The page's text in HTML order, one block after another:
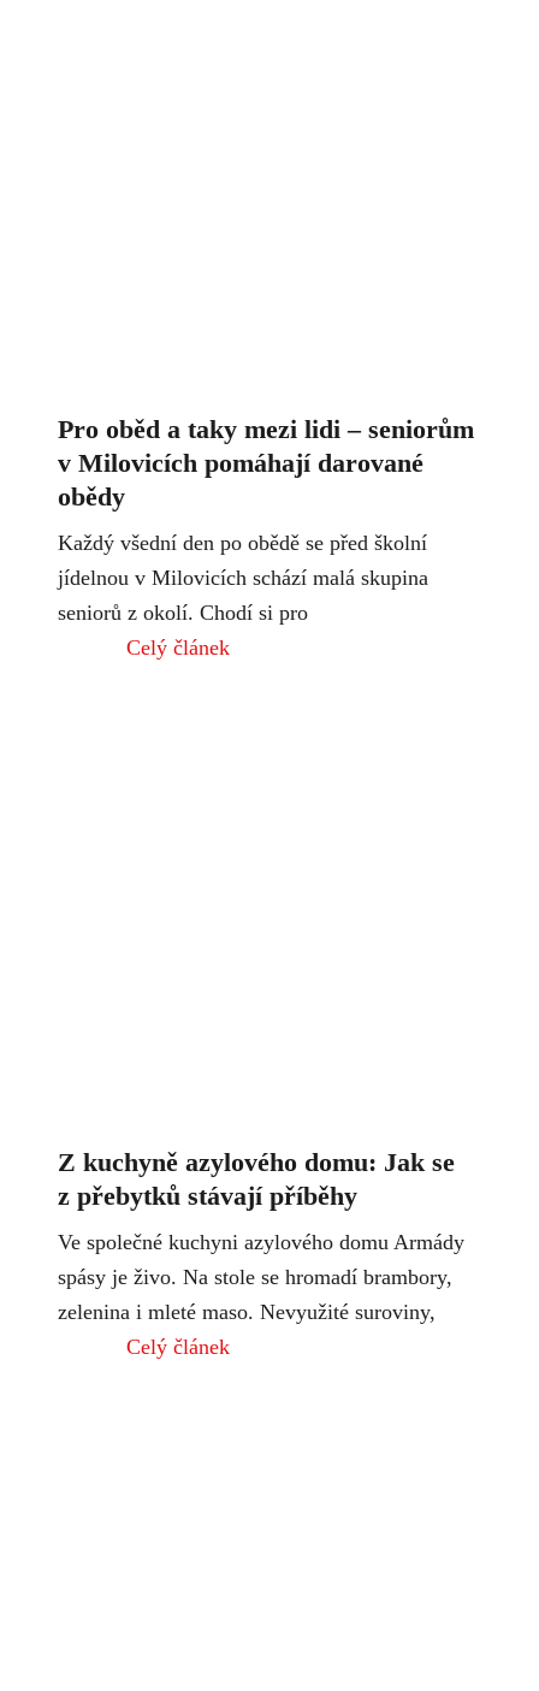
Pro oběd a taky mezi lidi – seniorům
v Milovicích pomáhají darované
obědy
Každý všední den po obědě se před školní
jídelnou v Milovicích schází malá skupina
seniorů z okolí. Chodí si pro
Celý článek
Z kuchyně azylového domu: Jak se
z přebytků stávají příběhy
Ve společné kuchyni azylového domu Armády
spásy je živo. Na stole se hromadí brambory,
zelenina i mleté maso. Nevyužité suroviny,
Celý článek